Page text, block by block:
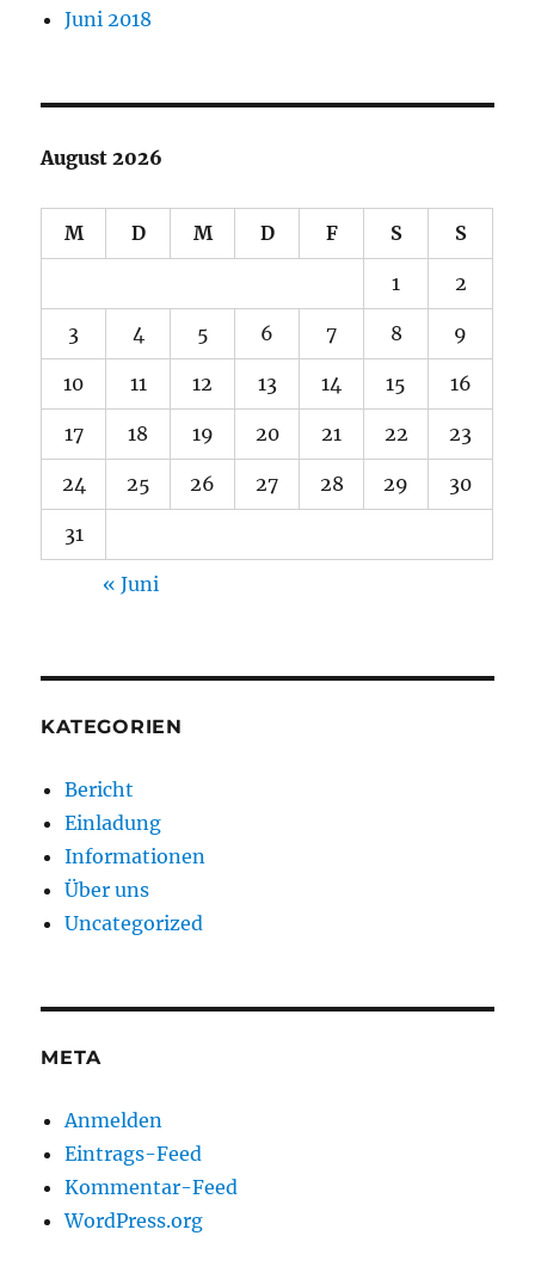
Juni 2018
August 2026
M D M D F S S
1 2
3 4 5 6 7 8 9
10 11 12 13 14 15 16
17 18 19 20 21 22 23
24 25 26 27 28 29 30
31
« Juni
KATEGORIEN
Bericht
Einladung
Informationen
Über uns
Uncategorized
META
Anmelden
Eintrags-Feed
Kommentar-Feed
WordPress.org